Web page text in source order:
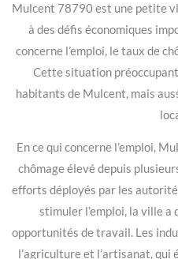
Mulcent 78790 est une petite
à des défis économiques
concerne l’emploi, le taux de
Cette situation
habitants de Mulcent, mais
En ce qui concerne l’emploi,
chômage élevé depuis
efforts déployés par les
stimuler l’emploi, la ville a
opportunités de travail. Les
l’agriculture et l’artisanat,